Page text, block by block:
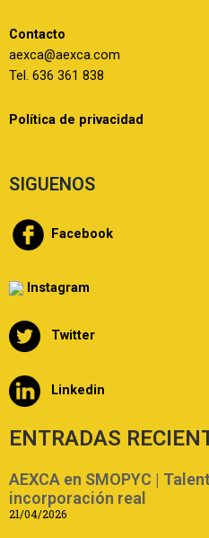
Contacto
aexca@aexca.com
Tel. 636 361 838
Política de privacidad
SIGUENOS
Facebook
Instagram
Twitter
Linkedin
ENTRADAS
AEXCA en SMOPYC |
incorporación real
21/04/2026